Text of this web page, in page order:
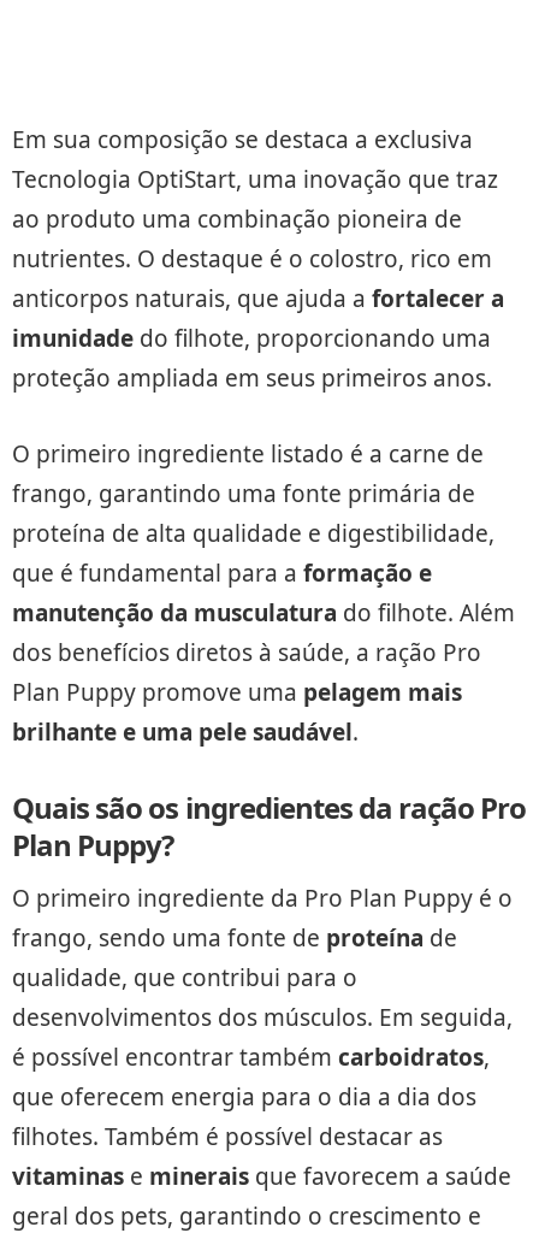
Em sua composição se destaca a exclusiva
Tecnologia OptiStart, uma inovação que traz
ao produto uma combinação pioneira de
nutrientes. O destaque é o colostro, rico em
anticorpos naturais, que ajuda a fortalecer a
imunidade do filhote, proporcionando uma
proteção ampliada em seus primeiros anos.
O primeiro ingrediente listado é a carne de
frango, garantindo uma fonte primária de
proteína de alta qualidade e digestibilidade,
que é fundamental para a formação e
manutenção da musculatura do filhote. Além
dos benefícios diretos à saúde, a ração Pro
Plan Puppy promove uma pelagem mais
brilhante e uma pele saudável.
Quais são os ingredientes da ração Pro
Plan Puppy?
O primeiro ingrediente da Pro Plan Puppy é o
frango, sendo uma fonte de proteína de
qualidade, que contribui para o
desenvolvimentos dos músculos. Em seguida,
é possível encontrar também carboidratos,
que oferecem energia para o dia a dia dos
filhotes. Também é possível destacar as
vitaminas e minerais que favorecem a saúde
geral dos pets, garantindo o crescimento e